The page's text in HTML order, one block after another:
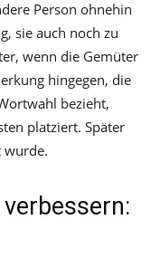
Person ohnehin
sie auch noch zu
wenn die Gemüter
hingegen, die
bezieht,
platziert. Später
wurde.